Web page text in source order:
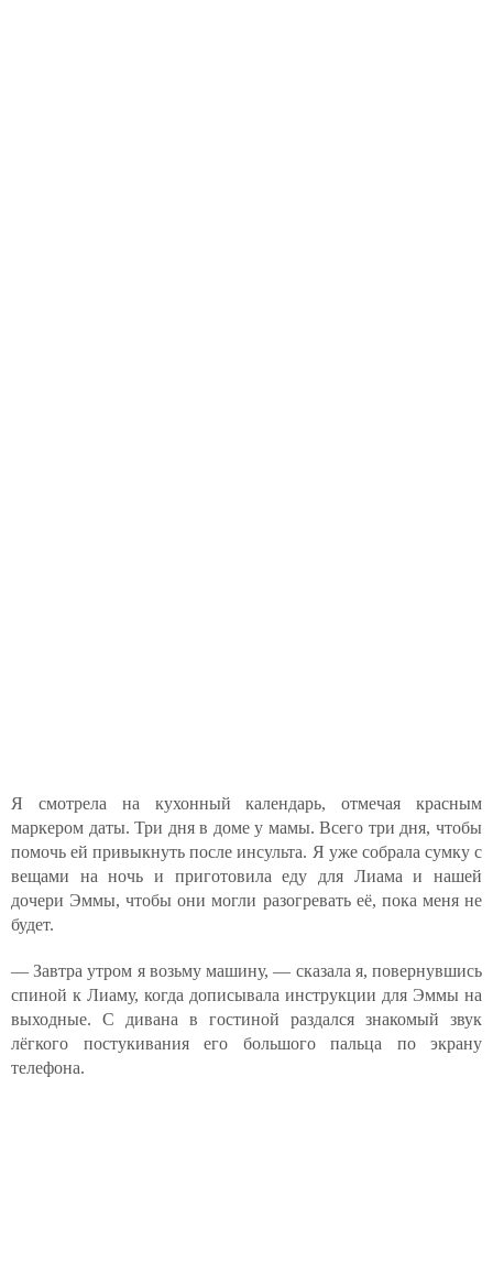
Я смотрела на кухонный календарь, отмечая красным
маркером даты. Три дня в доме у мамы. Всего три дня, чтобы
помочь ей привыкнуть после инсульта. Я уже собрала сумку с
вещами на ночь и приготовила еду для Лиама и нашей
дочери Эммы, чтобы они могли разогревать её, пока меня не
будет.
— Завтра утром я возьму машину, — сказала я, повернувшись
спиной к Лиаму, когда дописывала инструкции для Эммы на
выходные. С дивана в гостиной раздался знакомый звук
лёгкого постукивания его большого пальца по экрану
телефона.